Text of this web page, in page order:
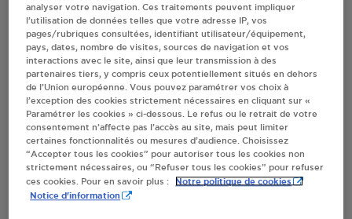
à JAVERDAT
Villes
BROCHET ANDRE JAVERDAT
9, RUE DES ROSES
87520JAVERDAT
S'Y RENDRE
analyser votre navigation. Ces traitements peuvent impliquer
l’utilisation de données telles que votre adresse IP, vos
pages/rubriques consultées, identifiant utilisateur/équipement,
pays, dates, nombre de visites, sources de navigation et vos
interactions avec le site, ainsi que leur transmission à des
partenaires tiers, y compris ceux potentiellement situés en dehors
de l’Union européenne. Vous pouvez paramétrer vos choix à
l’exception des cookies strictement nécessaires en cliquant sur «
Paramétrer les cookies » ci-dessous. Le refus ou le retrait de votre
consentement n’affecte pas l’accès au site, mais peut limiter
certaines fonctionnalités ou mesures d’audience. Choisissez
“Accepter tous les cookies” pour autoriser tous les cookies non
strictement nécessaires, ou “Refuser tous les cookies” pour refuser
ces cookies. Pour en savoir plus :
Notre politique de cookies
Notice d'information